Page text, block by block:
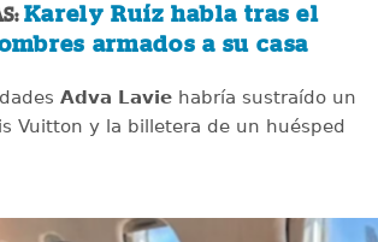
Karely Ruíz habla tras el
armados a su casa
Adva Laviehabría sustraído un
Vuitton y la billetera de un huésped